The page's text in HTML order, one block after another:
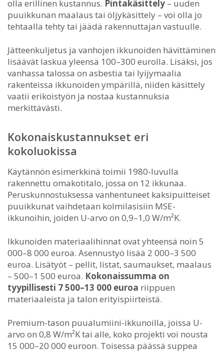
olla erillinen kustannus. Pintakäsittely – uuden
puuikkunan maalaus tai öljykäsittely – voi olla jo
tehtaalla tehty tai jäädä rakennuttajan vastuulle.
Jätteenkuljetus ja vanhojen ikkunoiden hävittäminen
lisäävät laskua yleensä 100–300 eurolla. Lisäksi, jos
vanhassa talossa on asbestia tai lyijymaalia
rakenteissa ikkunoiden ympärillä, niiden käsittely
vaatii erikoistyön ja nostaa kustannuksia
merkittävästi.
Kokonaiskustannukset eri
kokoluokissa
Käytännön esimerkkinä toimii 1980-luvulla
rakennettu omakotitalo, jossa on 12 ikkunaa.
Peruskunnostuksessa vanhentuneet kaksipuitteiset
puuikkunat vaihdetaan kolmilasisiin MSE-
ikkunoihin, joiden U-arvo on 0,9–1,0 W/m²K.
Ikkunoiden materiaalihinnat ovat yhteensä noin 5
000–8 000 euroa. Asennustyö lisää 2 000–3 500
euroa. Lisätyöt – pellit, listat, saumaukset, maalaus
– 500–1 500 euroa. Kokonaissumma on
tyypillisesti 7 500–13 000 euroa riippuen
materiaaleista ja talon erityispiirteistä.
Premium-tason puualumiini-ikkunoilla, joissa U-
arvo on 0,8 W/m²K tai alle, koko projekti voi nousta
15 000–20 000 euroon. Toisessa päässä suppea